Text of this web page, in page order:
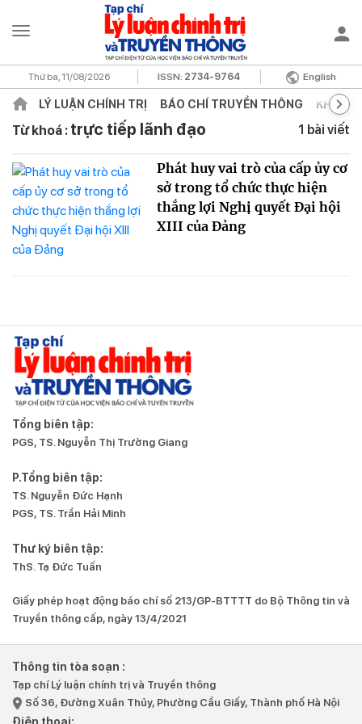
Thứ ba, 11/08/2026 ISSN: 2734-9764 English
LÝ LUẬN CHÍNH TRỊ BÁO CHÍ TRUYỀN THÔNG KHOA
Từ khoá : trực tiếp lãnh đạo 1 bài viết
Phát huy vai trò của cấp ủy cơ
sở trong tổ chức thực hiện
thắng lợi Nghị quyết Đại hội
XIII của Đảng
Tổng biên tập:
PGS, TS. Nguyễn Thị Trường Giang
P.Tổng biên tập:
TS. Nguyễn Đức Hạnh
PGS, TS. Trần Hải Minh
Thư ký biên tập:
ThS. Tạ Đức Tuấn
Giấy phép hoạt động báo chí số 213/GP-BTTTT do Bộ Thông tin và
Truyền thông cấp, ngày 13/4/2021
Thông tin tòa soạn :
Tạp chí Lý luận chính trị và Truyền thông
Số 36, Đường Xuân Thủy, Phường Cầu Giấy, Thành phố Hà Nội